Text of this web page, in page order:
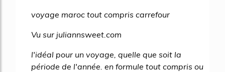
voyage maroc tout compris carrefour
Vu sur juliannsweet.com
l'idéal pour un voyage, quelle que soit la
période de l'année. en formule tout compris ou